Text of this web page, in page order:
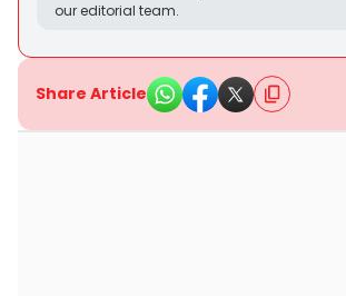
our editorial team.
Share Article